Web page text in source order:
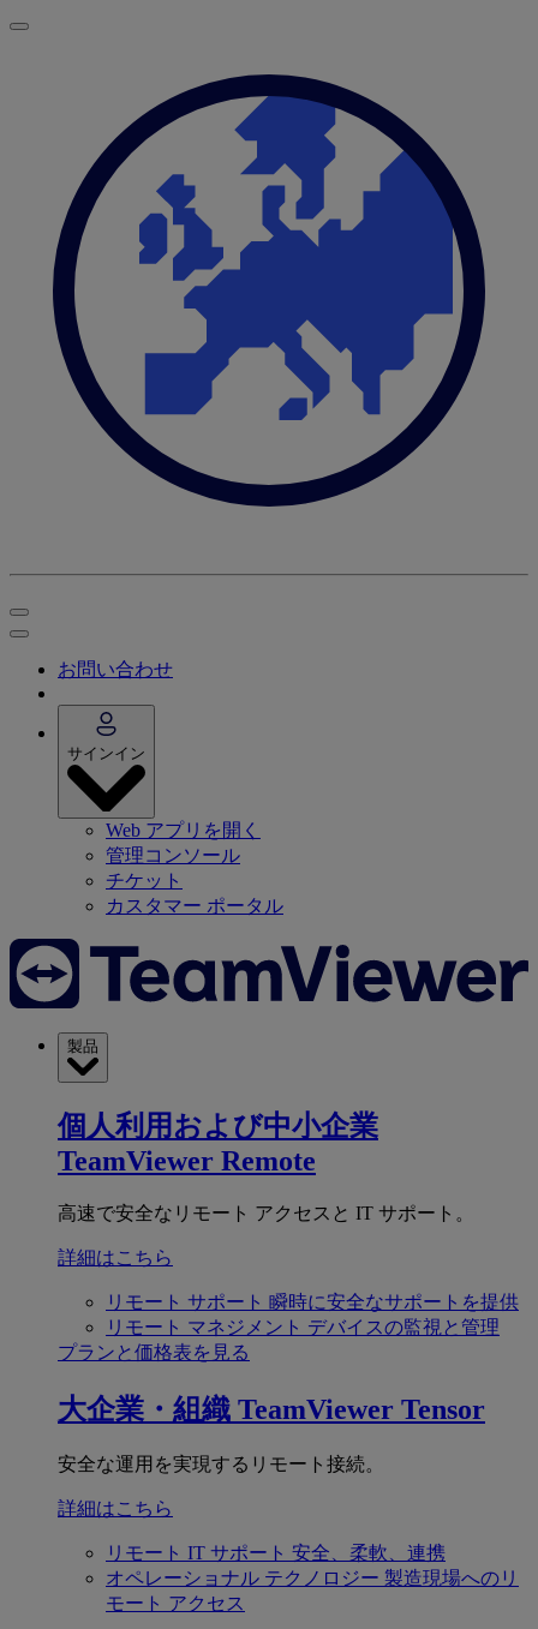
お問い合わせ
サインイン
Web アプリを開く
管理コンソール
チケット
カスタマー ポータル
製品
個人利用および中小企業
TeamViewer Remote
高速で安全なリモート アクセスと IT サポート。
詳細はこちら
リモート サポート 瞬時に安全なサポートを提供
リモート マネジメント デバイスの監視と管理
プランと価格表を見る
大企業・組織 TeamViewer Tensor
安全な運用を実現するリモート接続。
詳細はこちら
リモート IT サポート 安全、柔軟、連携
オペレーショナル テクノロジー 製造現場へのリ
モート アクセス